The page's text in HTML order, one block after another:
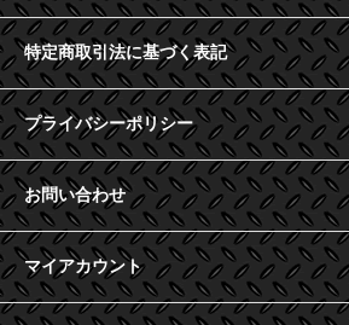
特定商取引法に基づく表記
プライバシーポリシー
お問い合わせ
マイアカウント